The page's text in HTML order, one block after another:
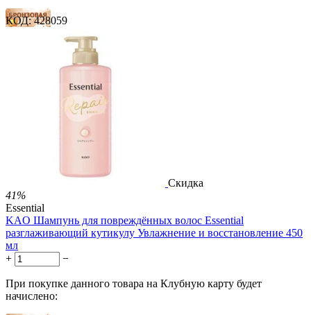
9 баллов
14 баллов
1 578.00 Р
за 1.00 мл
КОД: 428059
Скидка
41%
Essential
KAO Шампунь для повреждённых волос Essential
разглаживающий кутикулу Увлажнение и восстановление 450
мл
+
−
При покупке данного товара на Клубную карту будет
начислено: